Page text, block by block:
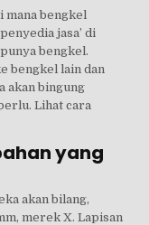
mana bengkel
jasa’ di
bengkel.
bengkel lain dan
akan bingung
Lihat cara
yang
akan bilang,
merek X. Lapisan